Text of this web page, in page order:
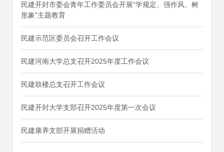
民建开封市委会青年工作委员会开展“学规定、强作风、树
形象”主题教育
民建示范区委员会召开工作会议
民建河南大学总支召开2025年度工作会议
民建鼓楼总支召开工作会议
民建开封大学支部召开2025年度第一次会议
民建康养支部开展捐赠活动